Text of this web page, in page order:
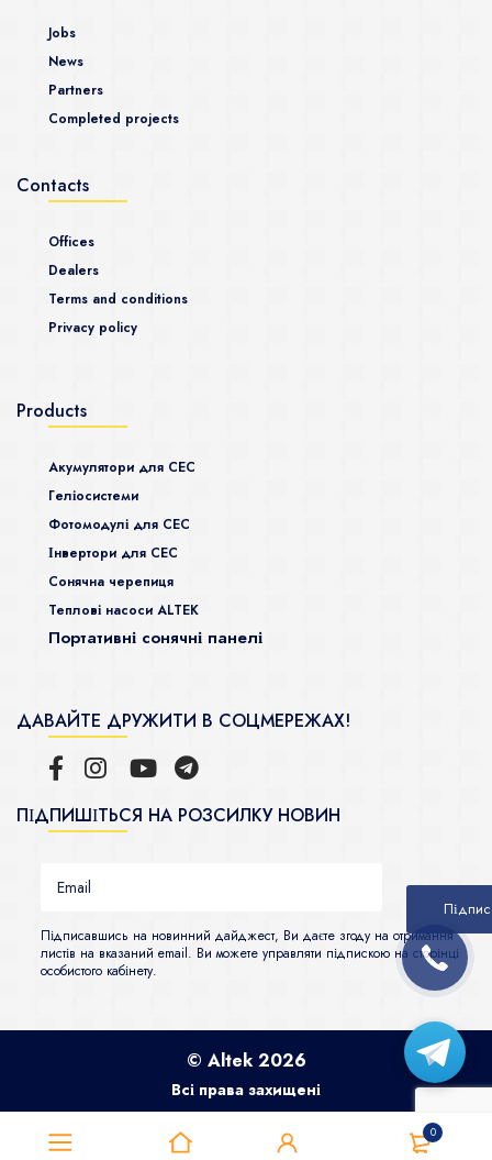
0
Jobs
News
Partners
Completed projects
Contacts
Offices
Dealers
Terms and conditions
Privacy policy
Products
Акумулятори для СЕС
Гeліосистеми
Фотомодулі для СЕС
Інвертори для СЕС
Сонячна черепиця
Теплові насоси ALTEK
Портативні сонячні панелі
ДАВАЙТЕ ДРУЖИТИ В СОЦМЕРЕЖАХ!
ПІДПИШІТЬСЯ НА РОЗСИЛКУ НОВИН
Підписавшись на новинний дайджест, Ви даєте згоду на отримання
листів на вказаний email. Ви можете управляти підпискою на сторінці
особистого кабінету.
© Altek 2026
Всі права захищені